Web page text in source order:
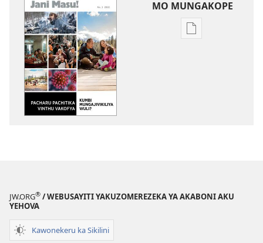
MO MUNGAKOPE
Nthowa
Mungajivikiliya
JW.ORG® / WEBUSAYITI YAKUZOMEREZEKA YA AKABONI AKU
YEHOVA
Kawonekeru ka Sikilini